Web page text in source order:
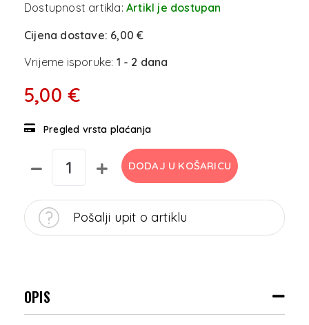
Dostupnost artikla: Artikl je dostupan
Cijena dostave: 6,00 €
Vrijeme isporuke: 1 - 2 dana
5,00 €
Pregled vrsta plaćanja
DODAJ U KOŠARICU
Pošalji upit o artiklu
OPIS